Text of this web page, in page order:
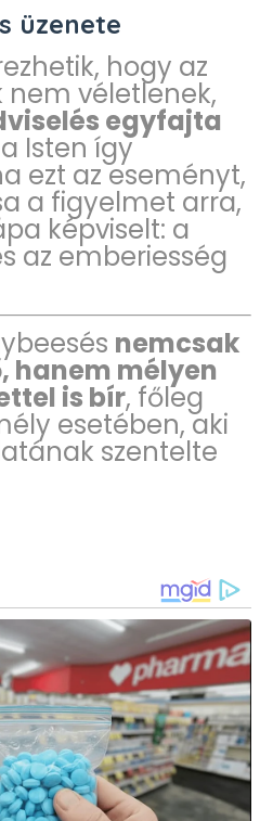
üzenete
hogy az
nem véletlenek,
egyfajta
Isten így
ezt az eseményt,
a figyelmet arra,
képviselt: a
az emberiesség
nemcsak
hanem mélyen
is bír, főleg
esetében, aki
szentelte